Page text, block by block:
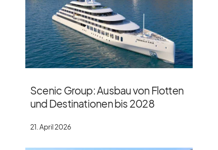
Scenic Group: Ausbau von Flotten
und Destinationen bis 2028
21. April 2026